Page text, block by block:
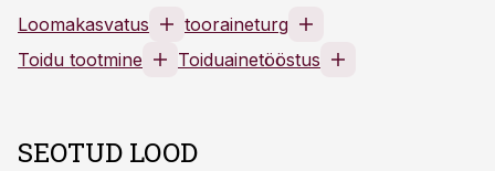
Loomakasvatus
tooraineturg
Toidu tootmine
Toiduainetööstus
SEOTUD LOOD